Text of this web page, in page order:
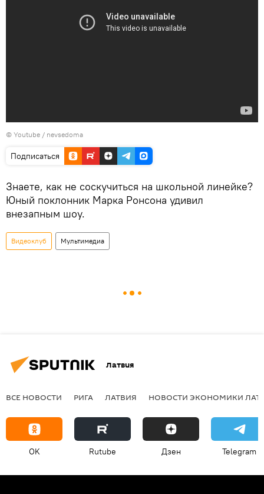
© Youtube / nevsedoma
Подписаться
Знаете, как не соскучиться на школьной линейке?
Юный поклонник Марка Ронсона удивил
внезапным шоу.
Видеоклуб Мультимедиа
Латвия
ВСЕ НОВОСТИ РИГА ЛАТВИЯ НОВОСТИ ЭКОНОМИКИ
OK Rutube Дзен Telegram